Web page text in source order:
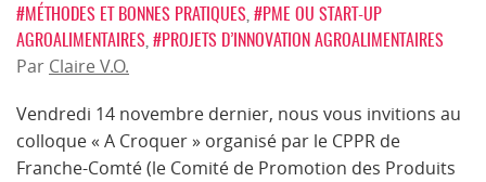
#MÉTHODES ET BONNES PRATIQUES #PME OU START-UP
AGROALIMENTAIRES #PROJETS D’INNOVATION AGROALIMENTAIRES
Par Claire V.O.
Vendredi 14 novembre dernier, nous vous invitions au
colloque « A Croquer » organisé par le CPPR de
Franche-Comté (le Comité de Promotion des Produits